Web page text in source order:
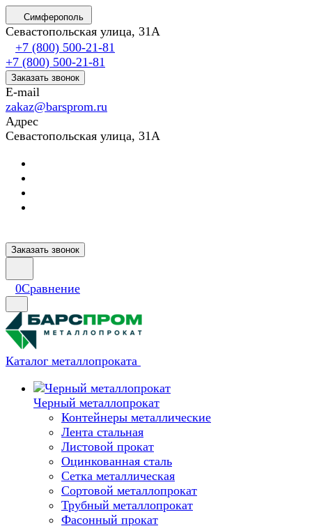
Симферополь
Севастопольская улица, 31А
+7 (800) 500-21-81
+7 (800) 500-21-81
Заказать звонок
E-mail
zakaz@barsprom.ru
Адрес
Севастопольская улица, 31А
Заказать звонок
0Сравнение
Каталог металлопроката
Черный металлопрокат
Контейнеры металлические
Лента стальная
Листовой прокат
Оцинкованная сталь
Сетка металлическая
Сортовой металлопрокат
Трубный металлопрокат
Фасонный прокат